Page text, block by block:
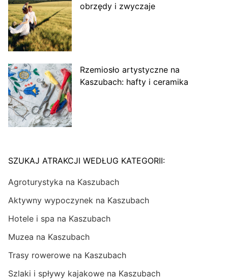
obrzędy i zwyczaje
Rzemiosło artystyczne na
Kaszubach: hafty i ceramika
SZUKAJ ATRAKCJI WEDŁUG KATEGORII:
Agroturystyka na Kaszubach
Aktywny wypoczynek na Kaszubach
Hotele i spa na Kaszubach
Muzea na Kaszubach
Trasy rowerowe na Kaszubach
Szlaki i spływy kajakowe na Kaszubach